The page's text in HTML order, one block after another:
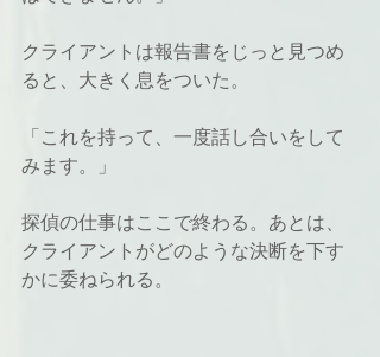
クライアントは報告書をじっと見つめ
ると、大きく息をついた。
「これを持って、一度話し合いをして
みます。」
探偵の仕事はここで終わる。あとは、
クライアントがどのような決断を下す
かに委ねられる。